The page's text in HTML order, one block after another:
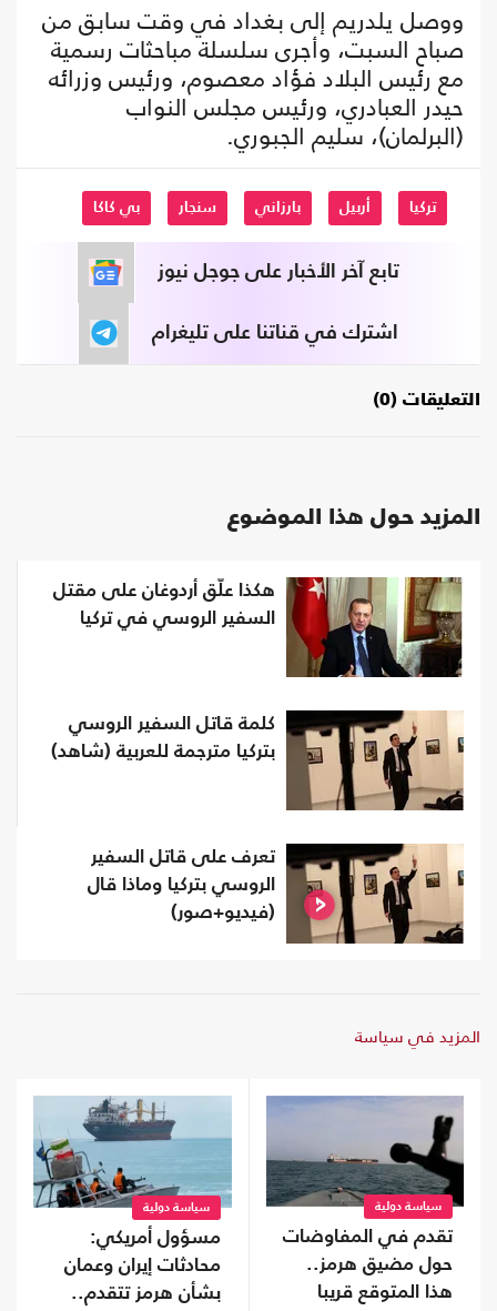
ووصل يلدريم إلى بغداد في وقت سابق من
صباح السبت، وأجرى سلسلة مباحثات رسمية
مع رئيس البلاد فؤاد معصوم، ورئيس وزرائه
حيدر العبادري، ورئيس مجلس النواب
(البرلمان)، سليم الجبوري.
تركيا أربيل بارزاني سنجار بي كاكا
تابع آخر الأخبار على جوجل نيوز
اشترك في قناتنا على تليغرام
التعليقات (0)
المزيد حول هذا الموضوع
هكذا علّق أردوغان على مقتل
السفير الروسي في تركيا
كلمة قاتل السفير الروسي
بتركيا مترجمة للعربية (شاهد)
تعرف على قاتل السفير
الروسي بتركيا وماذا قال
(فيديو+صور)
المزيد في سياسة
سياسة دولية
تقدم في المفاوضات
حول مضيق هرمز..
هذا المتوقع قريبا
سياسة دولية
مسؤول أمريكي:
محادثات إيران وعمان
بشأن هرمز تتقدم..